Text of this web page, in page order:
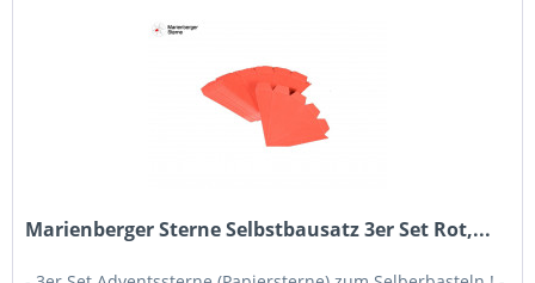
Marienberger Sterne Selbstbausatz 3er Set Rot,...